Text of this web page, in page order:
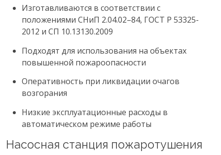
Изготавливаются в соответствии с
положениями СНиП 2.04.02–84, ГОСТ Р 53325-
2012 и СП 10.13130.2009
Подходят для использования на объектах
повышенной пожароопасности
Оперативность при ликвидации очагов
возгорания
Низкие эксплуатационные расходы в
автоматическом режиме работы
Насосная станция пожаротушения